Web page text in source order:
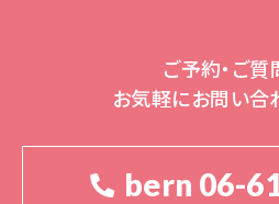
ご予約・ご
お気軽にお問い合
bern 06-